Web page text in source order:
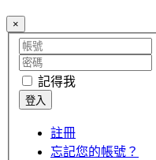
×
記得我
註冊
忘記您的帳號？